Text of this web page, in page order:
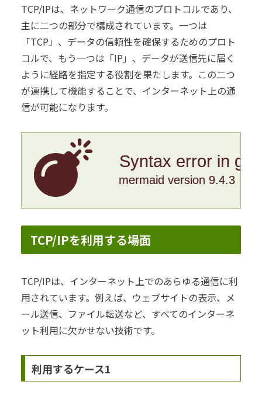
TCP/IPは、ネットワーク通信のプロトコルであり、
主に二つの部分で構成されています。一つは
「TCP」、データの信頼性を確保するためのプロト
コルで、もう一つは「IP」、データが送信先に届く
ように経路を指定する役割を果たします。この二つ
が連携して機能することで、インターネット上の通
信が可能になります。
Syntax error in
mermaid version 9.4.3
TCP/IPを利用する場面
TCP/IPは、インターネット上でのあらゆる通信に利
用されています。例えば、ウェブサイトの表示、メ
ール送信、ファイル転送など、すべてのインターネ
ット利用に欠かせない技術です。
利用するケース1